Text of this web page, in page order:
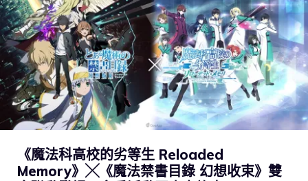
《魔法科高校的劣等生 Reloaded
Memory》╳《魔法禁書目錄 幻想收束》雙